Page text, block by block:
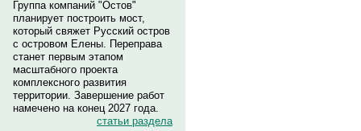
Группа компаний "Остов"
планирует построить мост,
который свяжет Русский остров
с островом Елены. Переправа
станет первым этапом
масштабного проекта
комплексного развития
территории. Завершение работ
намечено на конец 2027 года.
статьи раздела